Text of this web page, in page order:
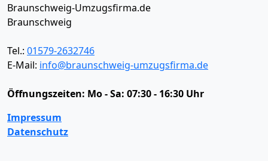
Braunschweig-Umzugsfirma.de
Braunschweig
Tel.: 01579-2632746
E-Mail: info@braunschweig-umzugsfirma.de
Öffnungszeiten: Mo - Sa: 07:30 - 16:30 Uhr
Impressum
Datenschutz